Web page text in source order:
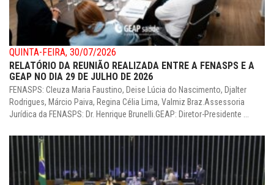
QUINTA-FEIRA, 30/07/2026
RELATÓRIO DA REUNIÃO REALIZADA ENTRE A FENASPS E A
GEAP NO DIA 29 DE JULHO DE 2026
FENASPS: Cleuza Maria Faustino, Deise Lúcia do Nascimento, Djalter
Rodrigues, Márcio Paiva, Regina Célia Lima, Valmiz Braz.Assessoria
Jurídica da FENASPS: Dr. Henrique Brunelli.GEAP: Diretor-Presidente ...